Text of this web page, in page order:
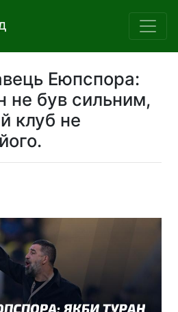
Еюпспора:
не був сильним,
клуб не